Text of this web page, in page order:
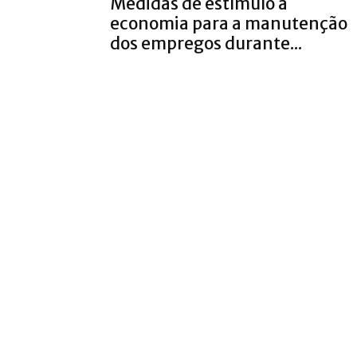
economia para a manutenção
dos empregos durante...